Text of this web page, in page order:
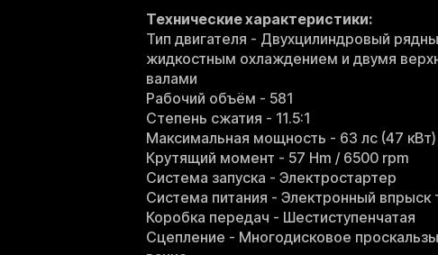
Технические характеристики:
Тип двигателя - Двухцилиндровый
жидкостным охлаждением и двумя
валами
Рабочий объём - 581
Степень сжатия - 11.5:1
Максимальная мощность - 63 лс (47
Крутящий момент - 57 Hm / 6500 rpm
Система запуска - Электростартер
Система питания - Электронный впрыск
Коробка передач - Шестиступенчатая
Сцепление - Многодисковое